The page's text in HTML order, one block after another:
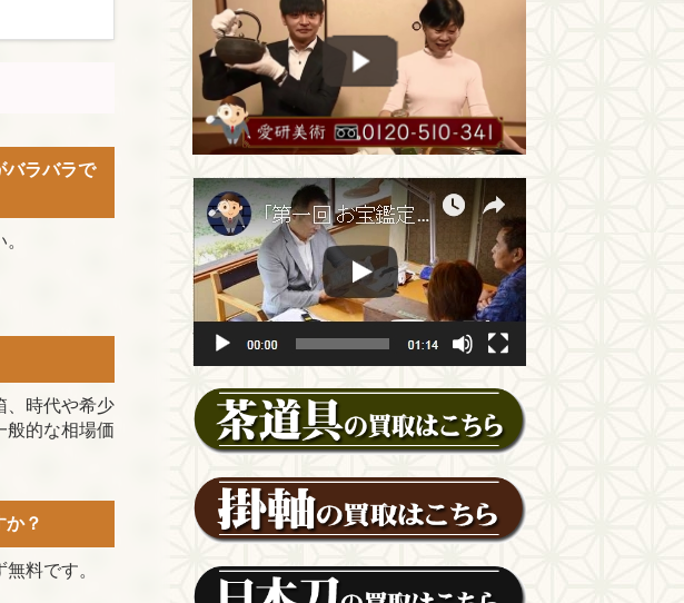
バラバラで
、時代や希少
般的な相場価
？
料です。